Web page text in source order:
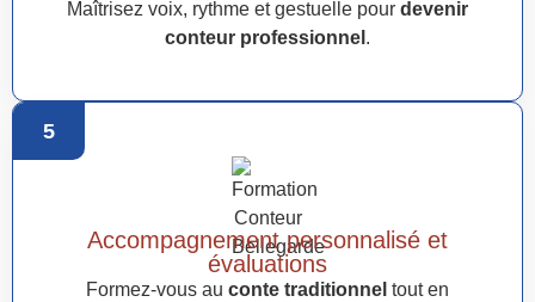
Maîtrisez voix, rythme et gestuelle pour devenir
conteur professionnel .
5
Accompagnement personnalisé et
évaluations
Formez-vous au conte traditionnel tout en